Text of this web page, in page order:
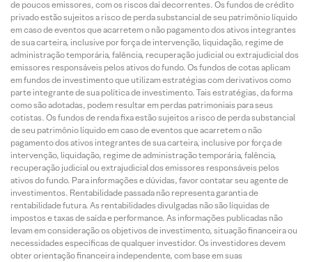
de poucos emissores, com os riscos daí decorrentes. Os fundos de crédito
privado estão sujeitos a risco de perda substancial de seu patrimônio líquido
em caso de eventos que acarretem o não pagamento dos ativos integrantes
de sua carteira, inclusive por força de intervenção, liquidação, regime de
administração temporária, falência, recuperação judicial ou extrajudicial dos
emissores responsáveis pelos ativos do fundo. Os fundos de cotas aplicam
em fundos de investimento que utilizam estratégias com derivativos como
parte integrante de sua política de investimento. Tais estratégias, da forma
como são adotadas, podem resultar em perdas patrimoniais para seus
cotistas. Os fundos de renda fixa estão sujeitos a risco de perda substancial
de seu patrimônio líquido em caso de eventos que acarretem o não
pagamento dos ativos integrantes de sua carteira, inclusive por força de
intervenção, liquidação, regime de administração temporária, falência,
recuperação judicial ou extrajudicial dos emissores responsáveis pelos
ativos do fundo. Para informações e dúvidas, favor contatar seu agente de
investimentos. Rentabilidade passada não representa garantia de
rentabilidade futura. As rentabilidades divulgadas não são líquidas de
impostos e taxas de saída e performance. As informações publicadas não
levam em consideração os objetivos de investimento, situação financeira ou
necessidades específicas de qualquer investidor. Os investidores devem
obter orientação financeira independente, com base em suas